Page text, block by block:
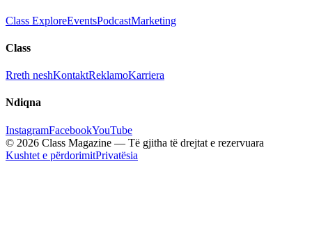
Class ExploreEventsPodcastMarketing
Class
Rreth neshKontaktReklamoKarriera
Ndiqna
InstagramFacebookYouTube
© 2026 Class Magazine — Të gjitha të drejtat e rezervuara
Kushtet e përdorimitPrivatësia